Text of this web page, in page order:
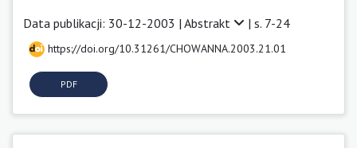
Data publikacji: 30-12-2003 | Abstrakt | s. 7-24
https://doi.org/10.31261/CHOWANNA.2003.21.01
PDF